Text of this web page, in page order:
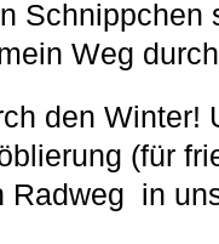
Weg
den Winter!
(für
Radweg in